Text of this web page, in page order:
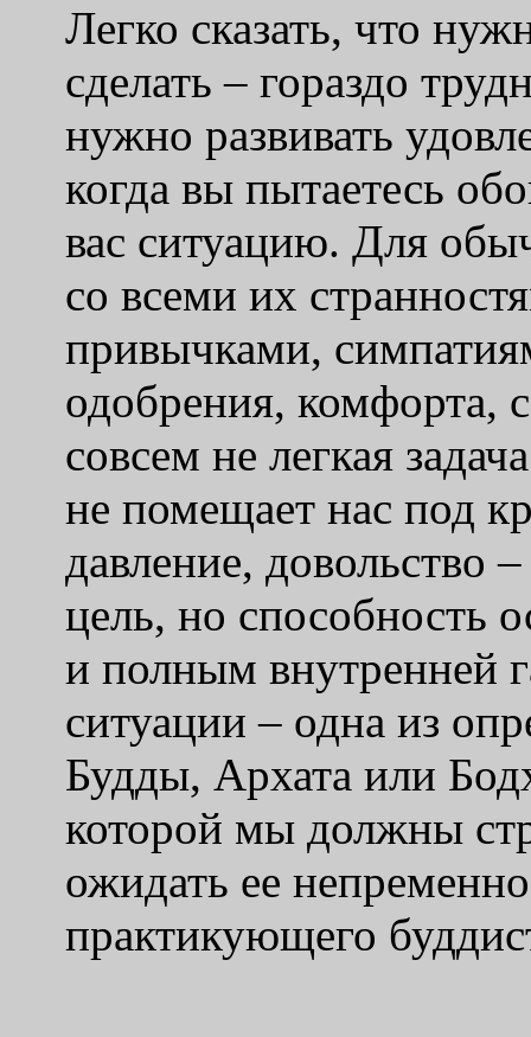
Легко сказать, что
сделать – гораздо
нужно развивать
когда вы пытаетесь
вас ситуацию. Для
со всеми их
привычками,
одобрения, комфорта,
совсем не легкая
не помещает нас под
давление, довольство
цель, но способность
и полным внутренней
ситуации – одна из
Будды, Архата или
которой мы должны
ожидать ее
практикующего